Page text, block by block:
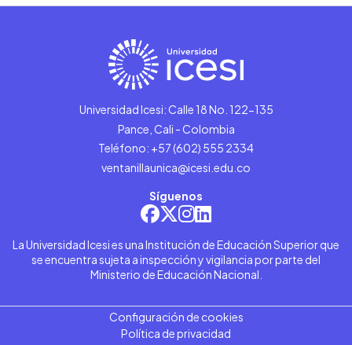
Universidad Icesi: Calle 18 No. 122-135
Pance, Cali - Colombia
Teléfono: +57 (602) 555 2334
ventanillaunica@icesi.edu.co
Síguenos
La Universidad Icesi es una Institución de Educación Superior que
se encuentra sujeta a inspección y vigilancia por parte del
Ministerio de Educación Nacional.
Configuración de cookies
Política de privacidad